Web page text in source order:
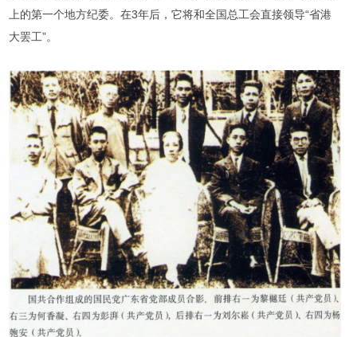
上的第一个地方纪委。在3年后，它将和全国总工会直接领导“省港
大罢工”。